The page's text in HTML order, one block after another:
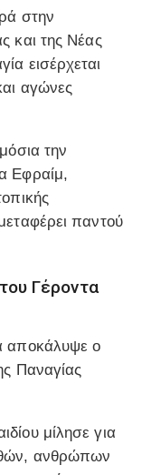
στην
και της Νέας
εισέρχεται
αγώνες
την
Εφραίμ,
παντού
Γέροντα
αποκάλυψε ο
Παναγίας
μίλησε για
ανθρώπων